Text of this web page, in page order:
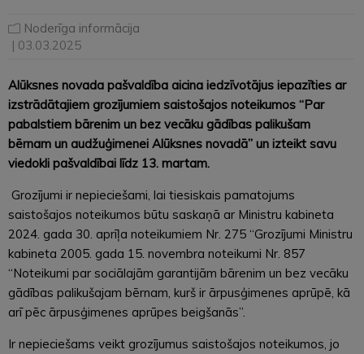
Noderīga informācija
| 03.03.2025
Alūksnes novada pašvaldība aicina iedzīvotājus iepazīties ar
izstrādātajiem grozījumiem saistošajos noteikumos “Par
pabalstiem bārenim un bez vecāku gādības palikušam
bērnam un audžuģimenei Alūksnes novadā” un izteikt savu
viedokli pašvaldībai līdz 13. martam.
Grozījumi ir nepieciešami, lai tiesiskais pamatojums
saistošajos noteikumos būtu saskaņā ar Ministru kabineta
2024. gada 30. aprīļa noteikumiem Nr. 275 “Grozījumi Ministru
kabineta 2005. gada 15. novembra noteikumi Nr. 857
“Noteikumi par sociālajām garantijām bārenim un bez vecāku
gādības palikušajam bērnam, kurš ir ārpusģimenes aprūpē, kā
arī pēc ārpusģimenes aprūpes beigšanās”.
Ir nepieciešams veikt grozījumus saistošajos noteikumos, jo